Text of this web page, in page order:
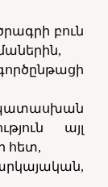
բուն
այլ
հետ,